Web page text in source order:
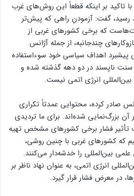
تاکید بر اینکه قطعاً این روش‌های غرب
رسید، گفت: آزمودنِ راهی که پیش‌تر
که برخی کشورهای غربی از
چندجانبه، از جمله آژانس
پیشبرد اهداف سیاسی خود سوء‌استفاده
سنت ناپسند در دو دهه گذشته شده و
بین‌المللی انرژی اتمی نیست.
صادر کرده، محتوایی عمدتاً تکراری
بزرگ‌نمایی شده‌اند. برای ما تردیدی
فشار برخی کشورهای مشخص تهیه
کشورهای غربی با چنین روشی،
علمی بین‌المللی را خدشه‌دار می‌کنند.
انرژی اتمی، به عنوان نهاد ناظر بر
در معرض فشار قرار گیرد.